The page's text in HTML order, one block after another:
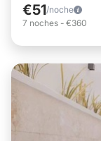
€51/noche
7 noches - €360